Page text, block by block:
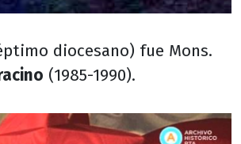
diocesano) fue Mons.
(1985-1990).